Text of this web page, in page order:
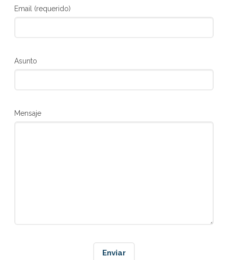
Email (requerido)
Asunto
Mensaje